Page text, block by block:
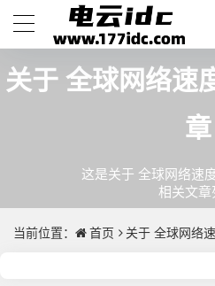
关于全球网络速
章
这是关于 全球网络速
相关文章
当前位置： 首页 关于 全球网络